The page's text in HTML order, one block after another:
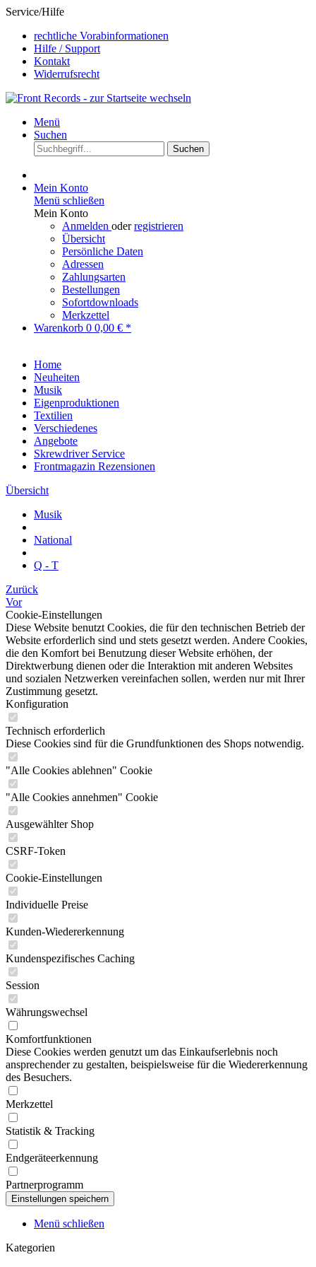
Service/Hilfe
rechtliche Vorabinformationen
Hilfe / Support
Kontakt
Widerrufsrecht
Menü
Suchen
Suchen
Mein Konto
Menü schließen
Mein Konto
Anmelden oderregistrieren
Übersicht
Persönliche Daten
Adressen
Zahlungsarten
Bestellungen
Sofortdownloads
Merkzettel
Warenkorb 0 0,00 € *
Home
Neuheiten
Musik
Eigenproduktionen
Textilien
Verschiedenes
Angebote
Skrewdriver Service
Frontmagazin Rezensionen
Übersicht
Musik
National
Q - T
Zurück
Vor
Cookie-Einstellungen
Diese Website benutzt Cookies, die für den technischen Betrieb der
Website erforderlich sind und stets gesetzt werden. Andere Cookies,
die den Komfort bei Benutzung dieser Website erhöhen, der
Direktwerbung dienen oder die Interaktion mit anderen Websites
und sozialen Netzwerken vereinfachen sollen, werden nur mit Ihrer
Zustimmung gesetzt.
Konfiguration
Technisch erforderlich
Diese Cookies sind für die Grundfunktionen des Shops notwendig.
"Alle Cookies ablehnen" Cookie
"Alle Cookies annehmen" Cookie
Ausgewählter Shop
CSRF-Token
Cookie-Einstellungen
Individuelle Preise
Kunden-Wiedererkennung
Kundenspezifisches Caching
Session
Währungswechsel
Komfortfunktionen
Diese Cookies werden genutzt um das Einkaufserlebnis noch
ansprechender zu gestalten, beispielsweise für die Wiedererkennung
des Besuchers.
Merkzettel
Statistik & Tracking
Endgeräteerkennung
Partnerprogramm
Menü schließen
Kategorien